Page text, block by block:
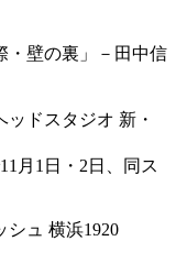
壁の裏」－田中信
ドスタジオ 新・
月1日・2日、同ス
ュ 横浜1920